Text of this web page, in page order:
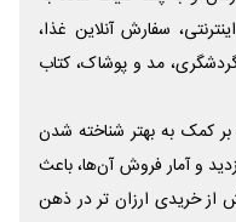
سفارش آنلاین غذا،
گردشگری، مد و پوشاک، کتاب
بر کمک به بهتر شناخته شدن
و آمار فروش آن‌ها، باعث
خریدی ارزان تر در ذهن